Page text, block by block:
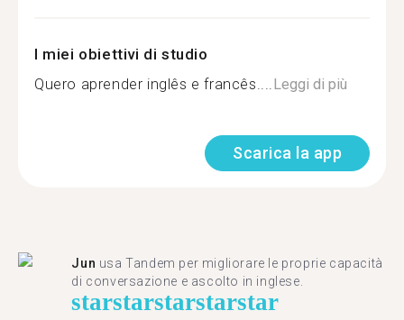
I miei obiettivi di studio
Quero aprender inglês e francês....Leggi di più
Scarica la app
Jun usa Tandem per migliorare le proprie capacità
di conversazione e ascolto in inglese.
starstarstarstarstar